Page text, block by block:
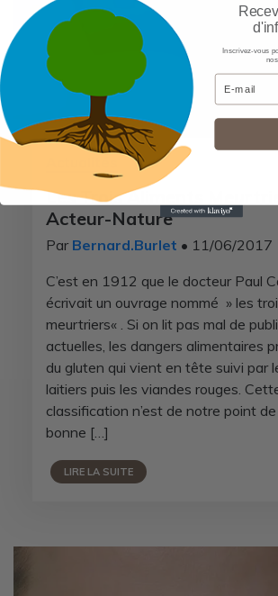
Les Trois Aliments
Acteur-Nature
Par Bernard.Burlet • 11/06/2017
C’est en 1912 que le docteur Paul
écrivait un ouvrage nommé » les
meurtriers« . Si on lit pas mal de
actuelles, les dangers alimentaires
du gluten qui vient en tête suivi par
laitiers puis les viandes rouges.
classification n’est de notre point
bonne […]
LIRE LA SUITE
Inscrivez-vous
Email